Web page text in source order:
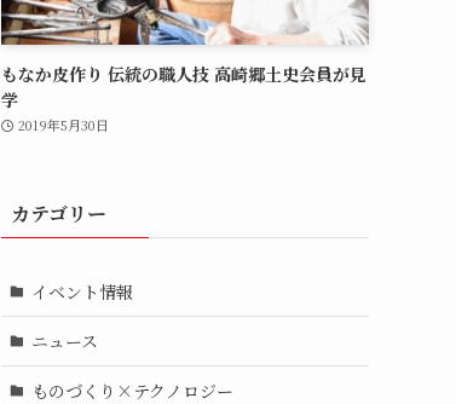
もなか皮作り 伝統の職人技 高崎郷土史会員が見
学
2019年5月30日
カテゴリー
イベント情報
ニュース
ものづくり×テクノロジー